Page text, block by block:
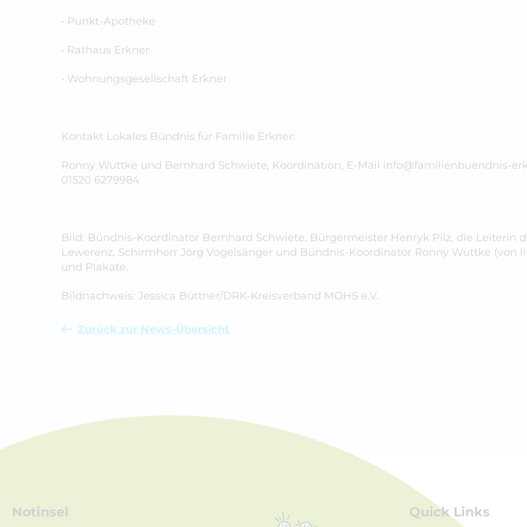
• Punkt-Apotheke
• Rathaus Erkner
• Wohnungsgesellschaft Erkner
Kontakt Lokales Bündnis für Familie Erkner:
Ronny Wuttke und Bernhard Schwiete, Koordination, E-Mail info@familienbuendnis-
01520 6279984
Bild: Bündnis-Koordinator Bernhard Schwiete, Bürgermeister Henryk Pilz, die Leiterin
Lewerenz, Schirmherr Jörg Vogelsänger und Bündnis-Koordinator Ronny Wuttke (von
und Plakate.
Bildnachweis: Jessica Büttner/DRK-Kreisverband MOHS e.V.
Zurück zur News-Übersicht
Notinsel Quick Links